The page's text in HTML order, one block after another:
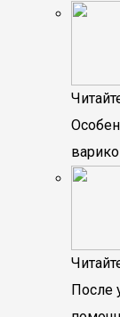
После